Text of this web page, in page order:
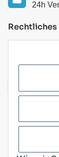
24h
Rechtliches